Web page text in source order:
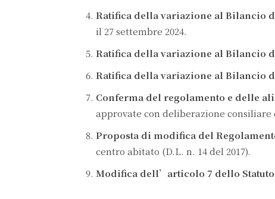
Ratifica della variazione al Bilancio
il 27 settembre 2024.
Ratifica della variazione al Bilancio
Ratifica della variazione al Bilancio
Conferma del regolamento e delle
approvate con deliberazione consiliare
Proposta di modifica del
centro abitato (D.L. n. 14 del 2017).
Modifica dell’articolo 7 dello